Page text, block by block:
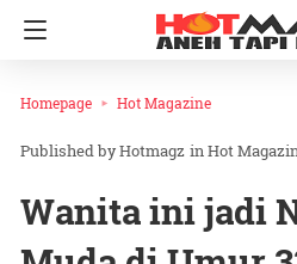
Homepage Hot Magazine
Hotmagz inHot
Wanita ini jadi